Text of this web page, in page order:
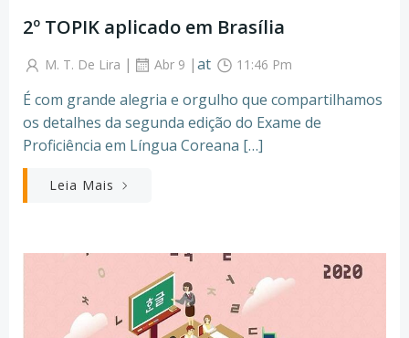
2º TOPIK aplicado em Brasília
M. T. De Lira | Abr 9 |at 11:46 Pm
É com grande alegria e orgulho que compartilhamos
os detalhes da segunda edição do Exame de
Proficiência em Língua Coreana […]
Leia Mais